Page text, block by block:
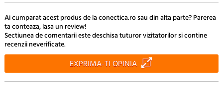
Ai cumparat acest produs de la conectica.ro sau din alta parte? Parerea
ta conteaza, lasa un review!
Sectiunea de comentarii este deschisa tuturor vizitatorilor si contine
recenzii neverificate.
EXPRIMA-TI OPINIA